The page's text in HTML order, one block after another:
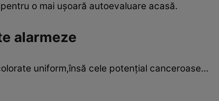
o mai uşoară autoevaluare acasă.
alarmeze
uniform,însă cele potenţial canceroase…